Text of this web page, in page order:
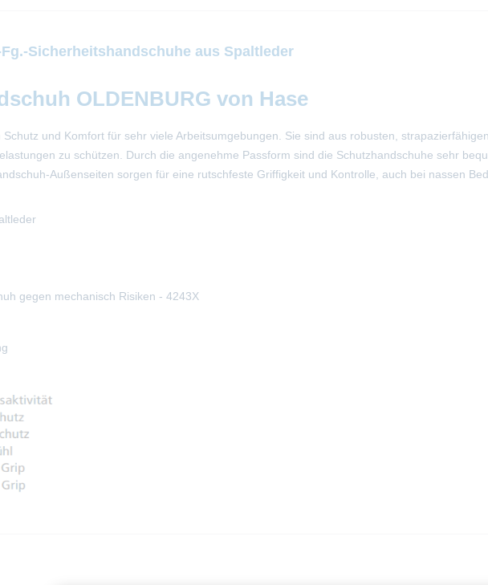
Fg.-Sicherheitshandschuhe aus Spaltleder
OLDENBURG von Hase
Schutz und Komfort für sehr viele Arbeitsumgebungen. Sie sind aus robusten,
zu schützen. Durch die angenehme Passform sind die Schutzhandschuhe sehr
Außenseiten sorgen für eine rutschfeste Griffigkeit und Kontrolle, auch bei nassen
gegen mechanisch Risiken - 4243X